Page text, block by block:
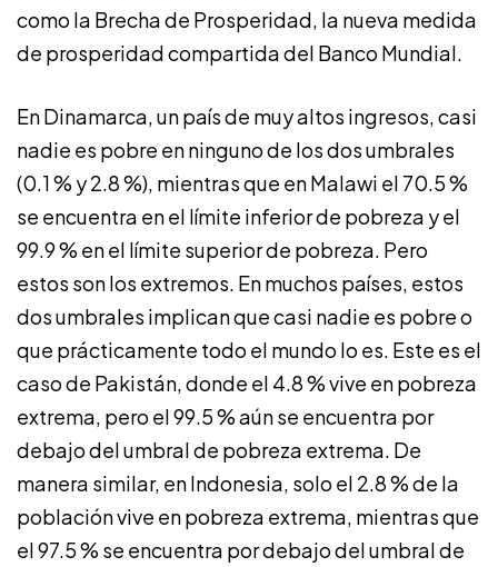
como la Brecha de Prosperidad, la nueva medida
de prosperidad compartida del Banco Mundial.
En Dinamarca, un país de muy altos ingresos, casi
nadie es pobre en ninguno de los dos umbrales
(0.1 % y 2.8 %), mientras que en Malawi el 70.5 %
se encuentra en el límite inferior de pobreza y el
99.9 % en el límite superior de pobreza. Pero
estos son los extremos. En muchos países, estos
dos umbrales implican que casi nadie es pobre o
que prácticamente todo el mundo lo es. Este es el
caso de Pakistán, donde el 4.8 % vive en pobreza
extrema, pero el 99.5 % aún se encuentra por
debajo del umbral de pobreza extrema. De
manera similar, en Indonesia, solo el 2.8 % de la
población vive en pobreza extrema, mientras que
el 97.5 % se encuentra por debajo del umbral de